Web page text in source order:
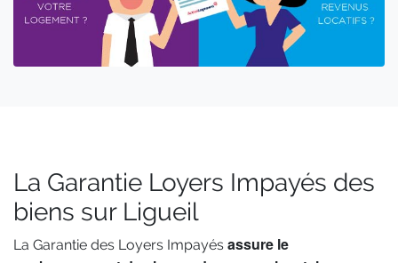
La Garantie Loyers Impayés des
biens sur Ligueil
La Garantie des Loyers Impayés assure le